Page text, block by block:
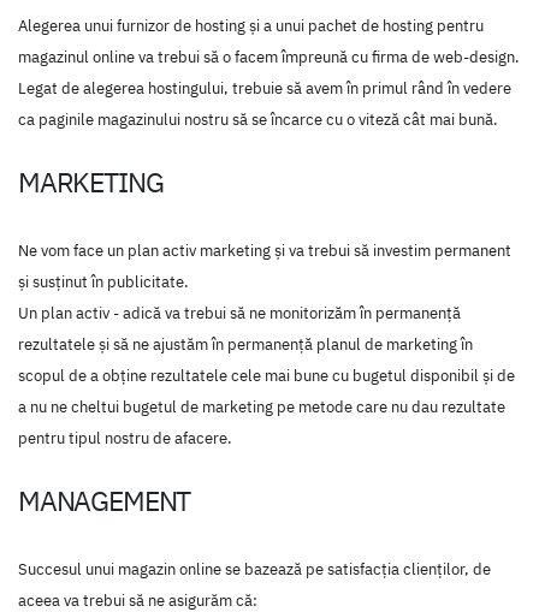
Alegerea unui furnizor de hosting şi a unui pachet de hosting pentru
magazinul online va trebui să o facem împreună cu firma de web-design.
Legat de alegerea hostingului, trebuie să avem în primul rând în vedere
ca paginile magazinului nostru să se încarce cu o viteză cât mai bună.
MARKETING
Ne vom face un plan activ marketing şi va trebui să investim permanent
şi susţinut în publicitate.
Un plan activ - adică va trebui să ne monitorizăm în permanenţă
rezultatele şi să ne ajustăm în permanenţă planul de marketing în
scopul de a obţine rezultatele cele mai bune cu bugetul disponibil şi de
a nu ne cheltui bugetul de marketing pe metode care nu dau rezultate
pentru tipul nostru de afacere.
MANAGEMENT
Succesul unui magazin online se bazează pe satisfacția clienților, de
aceea va trebui să ne asigurăm că: